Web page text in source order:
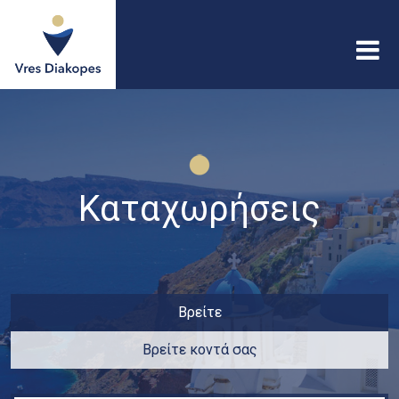
Καταχωρήσεις
Βρείτε
Βρείτε κοντά σας